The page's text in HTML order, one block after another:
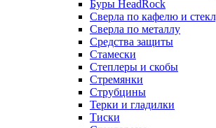
Буры HeadRock
Сверла по кафелю и
Сверла по металлу
Средства защиты
Стамески
Степлеры и скобы
Стремянки
Струбцины
Терки и гладилки
Тиски